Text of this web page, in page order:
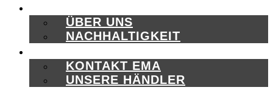
ÜBER UNS
NACHHALTIGKEIT
KONTAKT EMA
UNSERE HÄNDLER